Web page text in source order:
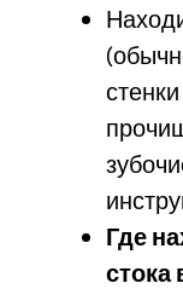
Где
стока